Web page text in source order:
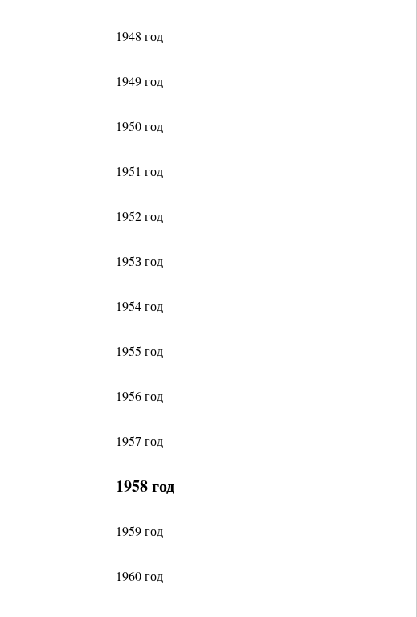
1948 год
1949 год
1950 год
1951 год
1952 год
195З год
1954 год
1955 год
1956 год
1957 год
1958 год
1959 год
1960 год